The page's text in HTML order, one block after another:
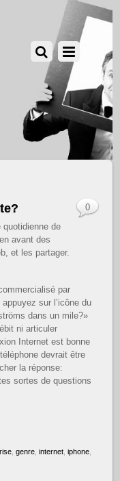
de
avant des
et les partager.
par
sur l’icône du
dans un mile?»
ni articuler
Internet est bonne
devrait être
la réponse:
sortes de questions
0
,genre ,internet ,iphone